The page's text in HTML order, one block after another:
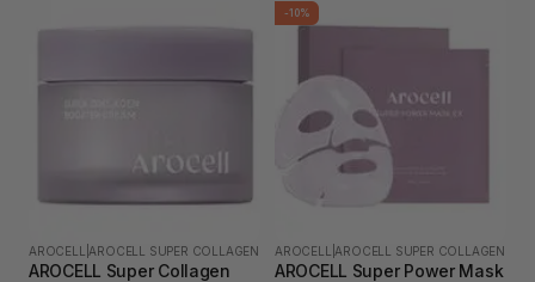
AROCELL AROCELL SUPER COLLAGEN
AROCELL Super Collagen
-10%
AROCELL AROCELL SUPER COLLAGEN
AROCELL Super Power Mask